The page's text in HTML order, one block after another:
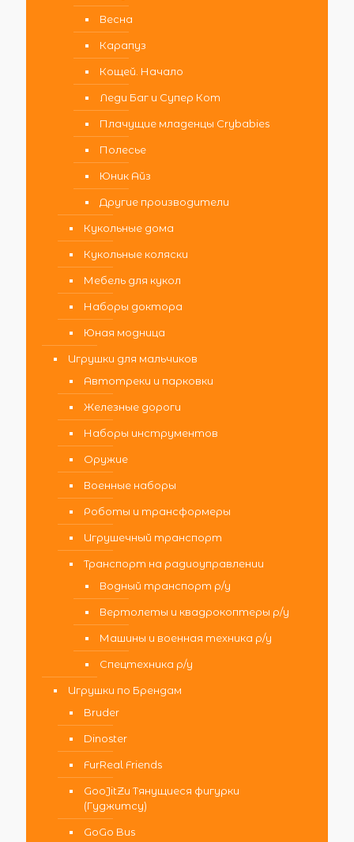
Весна
Карапуз
Кощей. Начало
Леди Баг и Супер Кот
Плачущие младенцы Crybabies
Полесье
Юник Айз
Другие производители
Кукольные дома
Кукольные коляски
Мебель для кукол
Наборы доктора
Юная модница
Игрушки для мальчиков
Автотреки и парковки
Железные дороги
Наборы инструментов
Оружие
Военные наборы
Роботы и трансформеры
Игрушечный транспорт
Транспорт на радиоуправлении
Водный транспорт р/у
Вертолеты и квадрокоптеры р/у
Машины и военная техника р/у
Спецтехника р/у
Игрушки по Брендам
Bruder
Dinoster
FurReal Friends
GooJitZu Тянущиеся фигурки
(Гуджитсу)
GoGo Bus